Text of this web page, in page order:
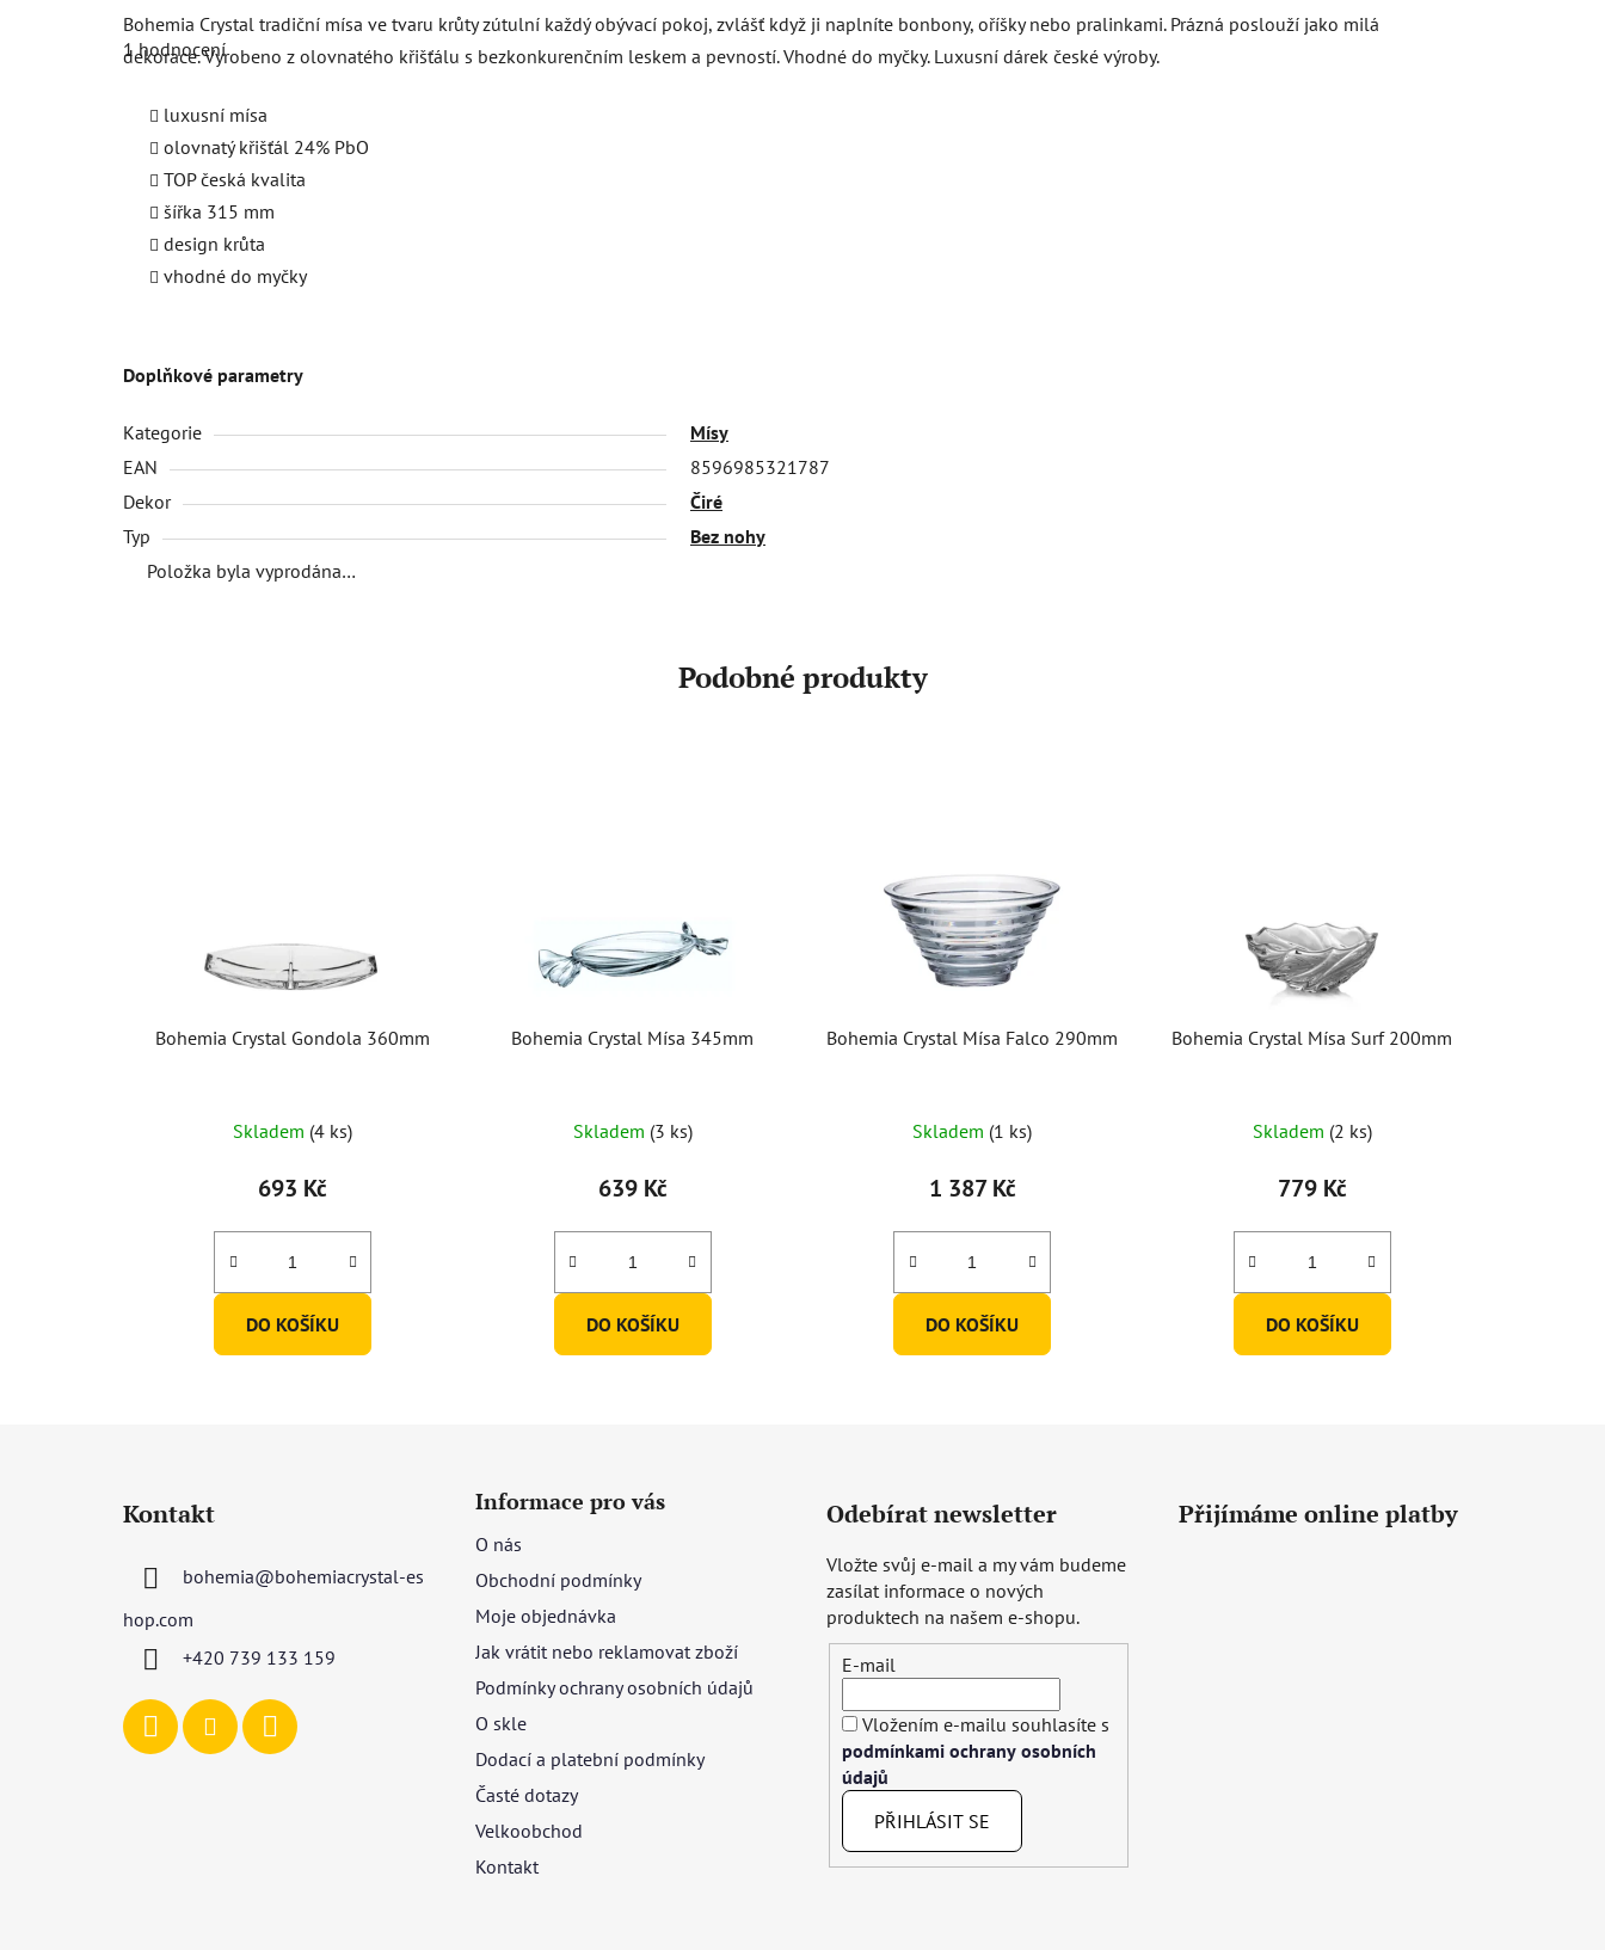
Průměrné
hodnocení
produktu
je
hvězdiček.
1 hodnocení
Bohemia Crystal tradiční mísa ve tvaru krůty zútulní každý obývací pokoj, zvlášť když ji naplníte bonbony, oříšky nebo pralinkami. Prázná poslouží jako milá
dekorace. Vyrobeno z olovnatého křišťálu s bezkonkurenčním leskem a pevností. Vhodné do myčky. Luxusní dárek české výroby.
luxusní mísa
olovnatý křišťál 24% PbO
TOP česká kvalita
šířka 315 mm
design krůta
vhodné do myčky
Doplňkové parametry
Kategorie
Mísy
EAN
8596985321787
Dekor
Čiré
Typ
Bez nohy
Položka byla vyprodána…
Podobné produkty
Bohemia Crystal Gondola 360mm
Skladem (4 ks)
693 Kč
DO KOŠÍKU
Bohemia Crystal Mísa 345mm
Skladem (3 ks)
639 Kč
DO KOŠÍKU
Bohemia Crystal Mísa Falco 290mm
Skladem (1 ks)
1 387 Kč
DO KOŠÍKU
Bohemia Crystal Mísa Surf 200mm
Skladem (2 ks)
779 Kč
DO KOŠÍKU
Kontakt
bohemia@bohemiacrystal-es
hop.com
+420 739 133 159
Informace pro vás
O nás
Obchodní podmínky
Moje objednávka
Jak vrátit nebo reklamovat zboží
Podmínky ochrany osobních údajů
O skle
Dodací a platební podmínky
Časté dotazy
Velkoobchod
Kontakt
Odebírat newsletter
Vložte svůj e-mail a my vám budeme
zasílat informace o nových
produktech na našem e-shopu.
E-mail
Vložením e-mailu souhlasíte s
podmínkami ochrany osobních
údajů
PŘIHLÁSIT SE
Přijímáme online platby